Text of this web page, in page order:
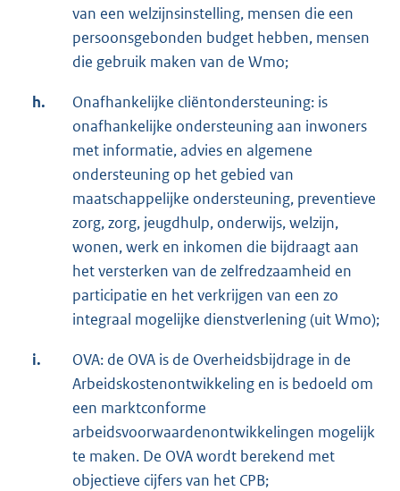
van een welzijnsinstelling, mensen die een
persoonsgebonden budget hebben, mensen
die gebruik maken van de Wmo;
h.
Onafhankelijke cliëntondersteuning: is
onafhankelijke ondersteuning aan inwoners
met informatie, advies en algemene
ondersteuning op het gebied van
maatschappelijke ondersteuning, preventieve
zorg, zorg, jeugdhulp, onderwijs, welzijn,
wonen, werk en inkomen die bijdraagt aan
het versterken van de zelfredzaamheid en
participatie en het verkrijgen van een zo
integraal mogelijke dienstverlening (uit Wmo);
i.
OVA: de OVA is de Overheidsbijdrage in de
Arbeidskostenontwikkeling en is bedoeld om
een marktconforme
arbeidsvoorwaardenontwikkelingen mogelijk
te maken. De OVA wordt berekend met
objectieve cijfers van het CPB;